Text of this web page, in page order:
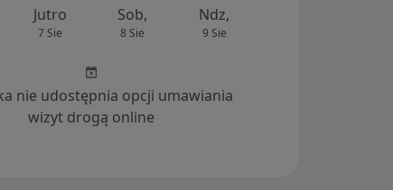
Jutro
7 Sie
Sob,
8 Sie
Ndz,
9 Sie
nie udostępnia opcji umawiania
wizyt drogą online